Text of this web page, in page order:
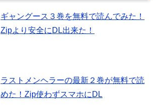
ギャングース３巻を無料で読んでみた！
Zipより安全にDL出来た！
ラストメンヘラーの最新２巻が無料で読
めた！Zip使わずスマホにDL